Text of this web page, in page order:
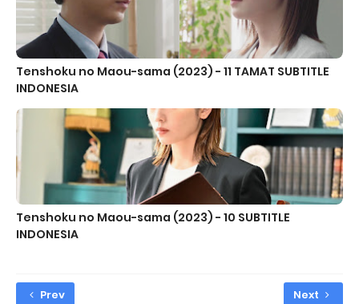
Tenshoku no Maou-sama (2023) - 11 TAMAT SUBTITLE
INDONESIA
Tenshoku no Maou-sama (2023) - 10 SUBTITLE
INDONESIA
Prev Next